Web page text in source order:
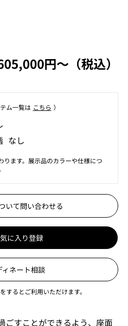
円〜（税込）
ム⼀覧は こちら ）
なし
ります。展示品のカラーや仕様につ
いて問い合わせる
に入り登録
ィネート相談
るとご利用いただけます。
ごすことができるよう、座面